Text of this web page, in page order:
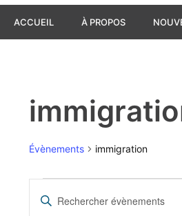
ACCUEIL À PROPOS
Évènements immigration
Recherche
Saisir
mot-